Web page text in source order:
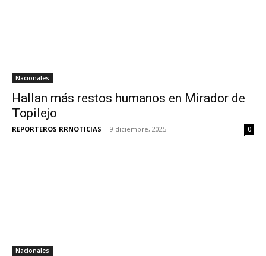
Nacionales
Hallan más restos humanos en Mirador de
Topilejo
REPORTEROS RRNOTICIAS - 9 diciembre, 2025 0
Nacionales